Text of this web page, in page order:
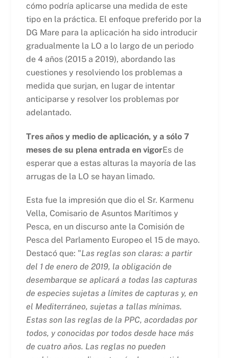
cómo podría aplicarse una medida de este
tipo en la práctica. El enfoque preferido por la
DG Mare para la aplicación ha sido introducir
gradualmente la LO a lo largo de un periodo
de 4 años (2015 a 2019), abordando las
cuestiones y resolviendo los problemas a
medida que surjan, en lugar de intentar
anticiparse y resolver los problemas por
adelantado.
Tres años y medio de aplicación, y a sólo 7
meses de su plena entrada en vigorEs de
esperar que a estas alturas la mayoría de las
arrugas de la LO se hayan limado.
Esta fue la impresión que dio el Sr. Karmenu
Vella, Comisario de Asuntos Marítimos y
Pesca, en un discurso ante la Comisión de
Pesca del Parlamento Europeo el 15 de mayo.
Destacó que: "Las reglas son claras: a partir
del 1 de enero de 2019, la obligación de
desembarque se aplicará a todas las capturas
de especies sujetas a límites de capturas y, en
el Mediterráneo, sujetas a tallas mínimas.
Estas son las reglas de la PPC, acordadas por
todos, y conocidas por todos desde hace más
de cuatro años. Las reglas no pueden